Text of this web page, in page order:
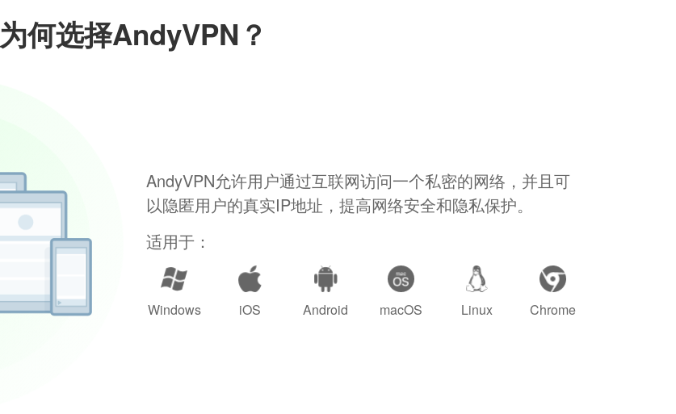
为何选择AndyVPN？
AndyVPN允许用户通过互联网访问一个私密的网络，并且可
以隐匿用户的真实IP地址，提高网络安全和隐私保护。
适用于：
Windows iOS Android macOS Linux Chrome